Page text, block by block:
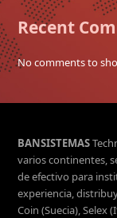
Recent
No comments to
BANSISTEMAS
varios continentes,
de efectivo para
experiencia,
Coin (Suecia), Selex